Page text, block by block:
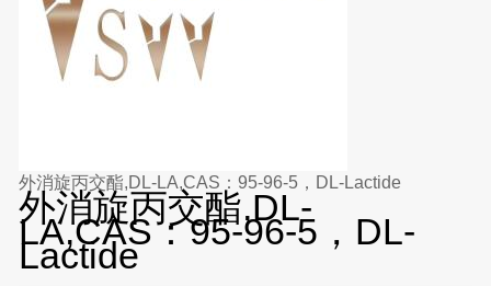
外消旋丙交酯,DL-LA,CAS：95-96-5，DL-Lactide
外消旋丙交酯,DL-
LA,CAS：95-96-5，DL-
Lactide